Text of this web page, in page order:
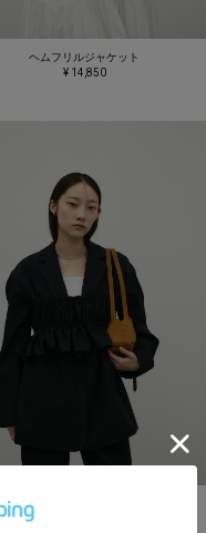
ヘムフリルジャケット
¥ 14,850
ハイラインテーラードジャケット